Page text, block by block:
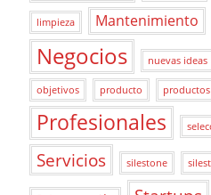
limpieza Mantenimiento
Negocios nuevas ideas
objetivos producto productos
Profesionales
Servicios silestone